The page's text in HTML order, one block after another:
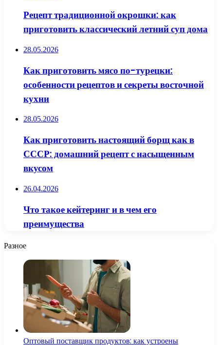
Рецепт традиционной окрошки: как
приготовить классический летний суп дома
28.05.2026
Как приготовить мясо по-турецки:
особенности рецептов и секреты восточной
кухни
28.05.2026
Как приготовить настоящий борщ как в
СССР: домашний рецепт с насыщенным
вкусом
26.04.2026
Что такое кейтеринг и в чем его
преимущества
Разное
Оптовый поставщик продуктов: как устроены